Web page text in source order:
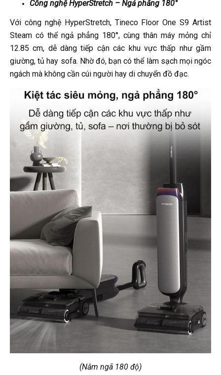
Công nghệ HyperStretch – Ngả phẳng 180°
Với công nghệ HyperStretch, Tineco Floor One S9 Artist
Steam có thể ngả phẳng 180°, cùng thân máy mỏng chỉ
12.85 cm, dễ dàng tiếp cận các khu vực thấp như gầm
giường, tủ hay sofa. Nhờ đó, bạn có thể làm sạch mọi ngóc
ngách mà không cần cúi người hay di chuyển đồ đạc.
(Nằm ngã 180 độ)